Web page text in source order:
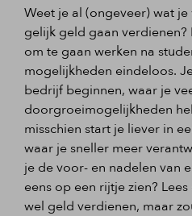
Weet je al (ongeveer) wat
gelijk geld gaan
om te gaan werken na
mogelijkheden eindeloos.
bedrijf beginnen, waar je
doorgroeimogelijkheden
misschien start je liever in
waar je sneller meer
je de voor- en nadelen van
eens op een rijtje zien?
wel geld verdienen, maar